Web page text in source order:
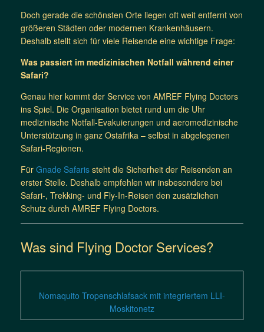
Doch gerade die schönsten Orte liegen oft weit entfernt von
größeren Städten oder modernen Krankenhäusern.
Deshalb stellt sich für viele Reisende eine wichtige Frage:
Was passiert im medizinischen Notfall während einer
Safari?
Genau hier kommt der Service von AMREF Flying Doctors
ins Spiel. Die Organisation bietet rund um die Uhr
medizinische Notfall-Evakuierungen und aeromedizinische
Unterstützung in ganz Ostafrika – selbst in abgelegenen
Safari-Regionen.
Für Gnade Safaris steht die Sicherheit der Reisenden an
erster Stelle. Deshalb empfehlen wir insbesondere bei
Safari-, Trekking- und Fly-In-Reisen den zusätzlichen
Schutz durch AMREF Flying Doctors.
Was sind Flying Doctor Services?
Nomaquito Tropenschlafsack mit integriertem LLI-
Moskitonetz